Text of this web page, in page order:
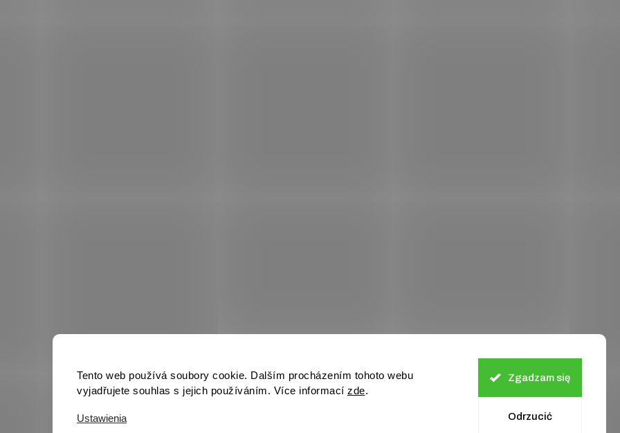
Tento web používá soubory cookie. Dalším procházením tohoto webu
vyjadřujete souhlas s jejich používáním. Více informací zde.
Ustawienia Odrzucić
Zgadzam się